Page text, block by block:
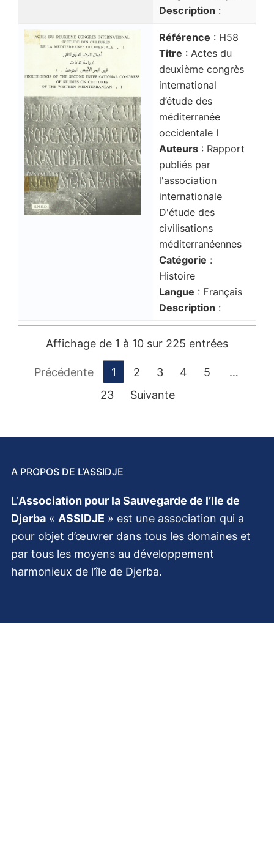
Description :
Référence : H58
Titre : Actes du
deuxième congrès
international
d’étude des
méditerranée
occidentale I
Auteurs : Rapport
publiés par
l'association
internationale
D'étude des
civilisations
méditerranéennes
Catégorie :
Histoire
Langue : Français
Description :
Affichage de 1 à 10 sur 225 entrées
Précédente 1 2 3 4 5
…
23
Suivante
A PROPOS DE L’ASSIDJE
L’Association pour la Sauvegarde de l’Ile de
Djerba « ASSIDJE » est une association qui a
pour objet d’œuvrer dans tous les domaines et
par tous les moyens au développement
harmonieux de l’île de Djerba.